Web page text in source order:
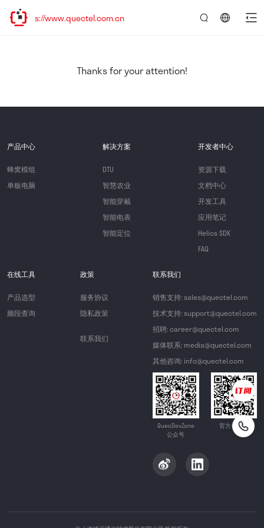
：https://www.quectel.com.cn
Thanks for your attention!
产品中心
蜂窝模组
单板电脑
解决方案
DTU
智慧农业
智能穿戴
智能电表
智能定位
开发者中心
资源下载
文档中心
开发工具
应用笔记
Helios SDK
FAQ
在线工具
产品选型
频段查询
政策
服务协议
隐私政策
联系我们
联系我们
销售支持: sales@quectel.com
技术支持: support@quectel.com
招聘: career@quectel.com
媒体联系: media@quectel.com
其他咨询: info@quectel.com
QuecDevZone
公众号
官方公众号